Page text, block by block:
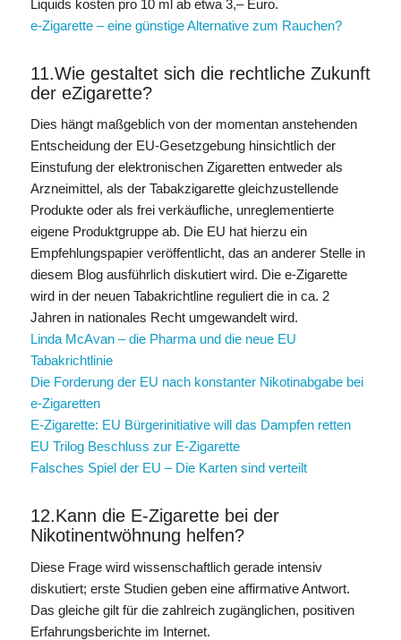
Liquids kosten pro 10 ml ab etwa 3,– Euro.
e-Zigarette – eine günstige Alternative zum Rauchen?
11.Wie gestaltet sich die rechtliche Zukunft
der eZigarette?
Dies hängt maßgeblich von der momentan anstehenden
Entscheidung der EU-Gesetzgebung hinsichtlich der
Einstufung der elektronischen Zigaretten entweder als
Arzneimittel, als der Tabakzigarette gleichzustellende
Produkte oder als frei verkäufliche, unreglementierte
eigene Produktgruppe ab. Die EU hat hierzu ein
Empfehlungspapier veröffentlicht, das an anderer Stelle in
diesem Blog ausführlich diskutiert wird. Die e-Zigarette
wird in der neuen Tabakrichtline reguliert die in ca. 2
Jahren in nationales Recht umgewandelt wird.
Linda McAvan – die Pharma und die neue EU
Tabakrichtlinie
Die Forderung der EU nach konstanter Nikotinabgabe bei
e-Zigaretten
E-Zigarette: EU Bürgerinitiative will das Dampfen retten
EU Trilog Beschluss zur E-Zigarette
Falsches Spiel der EU – Die Karten sind verteilt
12.Kann die E-Zigarette bei der
Nikotinentwöhnung helfen?
Diese Frage wird wissenschaftlich gerade intensiv
diskutiert; erste Studien geben eine affirmative Antwort.
Das gleiche gilt für die zahlreich zugänglichen, positiven
Erfahrungsberichte im Internet.